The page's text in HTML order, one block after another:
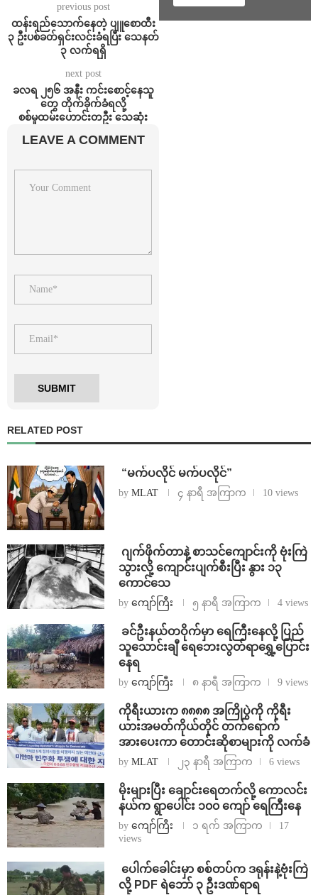
previous post
ထန်းရည်သောက်နေတဲ့ ပျူစောထီး
၃ ဦးပစ်ခတ်ရှင်းလင်းခံရပြီး သေနတ်
၃ လက်ရရှိ
next post
ခလရ ၂၅၆ အနီး ကင်းစောင့်နေသူ
တွေ တိုက်ခိုက်ခံရလို့
စစ်မှုထမ်းဟောင်းတဦး သေဆုံး
LEAVE A COMMENT
RELATED POST
⁨ ⁨“မက်ပလိုင် မက်ပလိုင်”
by MLAT ၄ နာရီ အကြာက 10 views
⁨⁩ ⁨ဂျက်ဖိုက်တာနဲ့ စာသင်ကျောင်းကို ဗုံးကြဲ
သွားလို့ ကျောင်းပျက်စီးပြီး နွား ၁၃
ကောင်သေ
by ကျော်ကြီး ၅ နာရီ အကြာက 4 views
⁩ ⁨ခင်ဦးနယ်တဝိုက်မှာ ရေကြီးနေလို့ ပြည်
သူသောင်းချီ ရေဘေးလွတ်ရာရွှေ့ပြောင်း
နေရ
by ကျော်ကြီး ၈ နာရီ အကြာက 9 views
ကိုရီးယားက ၈၈၈၈ အကြိုပွဲကို ကိုရီး
ယားအမတ်ကိုယ်တိုင် တက်ရောက်
အားပေးကာ တောင်းဆိုစာများကို လက်ခံ
by MLAT ၂၃ နာရီ အကြာက 6 views
⁨မိုးများပြီး ချောင်းရေတက်လို့ ကောလင်း
နယ်က ရွာပေါင်း ၁၀၀ ကျော် ရေကြီးနေ
by ကျော်ကြီး ၁ ရက် အကြာက
17
views
⁩ ⁨ပေါက်ခေါင်းမှာ စစ်တပ်က ဒရုန်းနဲ့ဗုံးကြဲ
လို့ PDF ရဲဘော် ၃ ဦးဒဏ်ရာရ